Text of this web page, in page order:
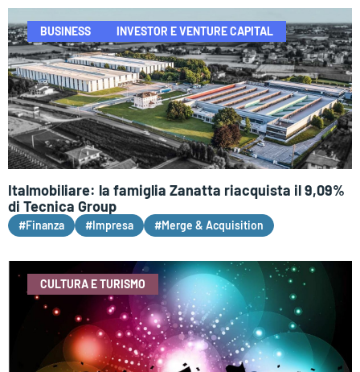
BUSINESS INVESTOR E VENTURE CAPITAL
Italmobiliare: la famiglia Zanatta riacquista il 9,09%
di Tecnica Group
#Finanza #Impresa #Merge & Acquisition
CULTURA E TURISMO